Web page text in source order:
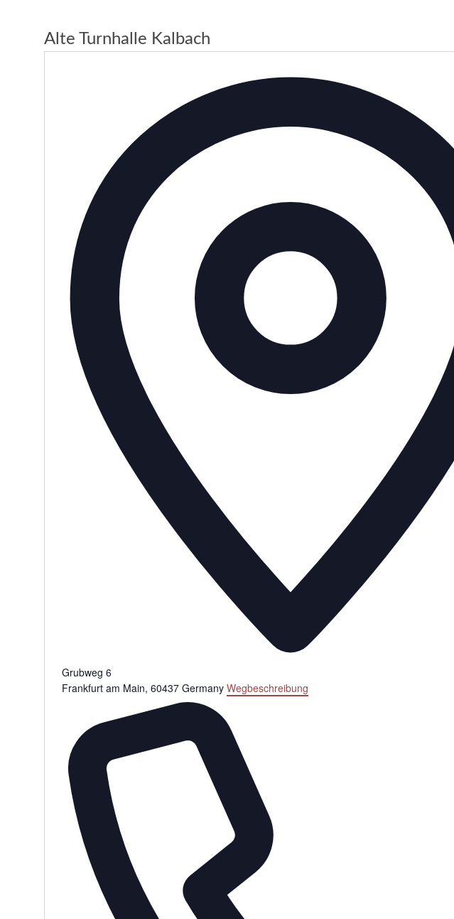
Alte Turnhalle Kalbach
Grubweg 6
Frankfurt am Main, 60437 Germany Wegbeschreibung